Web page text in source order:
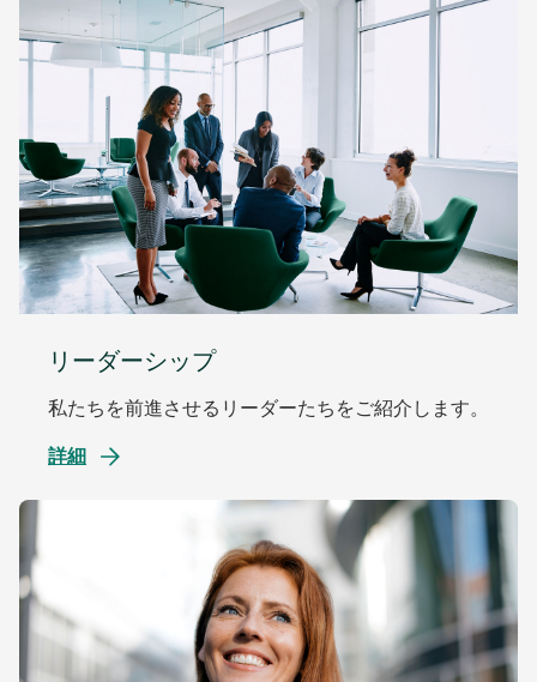
リーダーシップ
私たちを前進させるリーダーたちをご紹介します。
詳細